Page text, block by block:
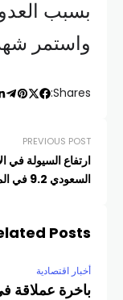
بسبب
واستمر
Shares:
PREVIOUS POST
ارتفاع السيولة في
السعودي 9.2 في المئة
Posts
أخبار اقتصادية
باخرة عملاقة